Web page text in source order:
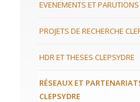
EVENEMENTS ET
PROJETS DE RECHERCHE
HDR ET THESES CLEPSYDRE
RÉSEAUX ET
CLEPSYDRE